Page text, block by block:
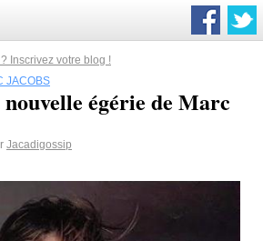
Inscrivez votre blog !
JACOBS
égérie de Marc
Jacadigossip